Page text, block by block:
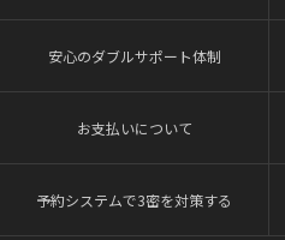
安心のダブルサポート体制
お支払いについて
予約システムで3密を対策する